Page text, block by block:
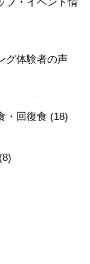
グ体験者の声
・回復食 (18)
(8)